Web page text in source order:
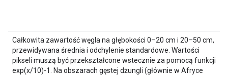
Całkowita zawartość węgla na głębokości 0–20 cm i 20–50 cm,
przewidywana średnia i odchylenie standardowe. Wartości
pikseli muszą być przekształcone wstecznie za pomocą funkcji
exp(x/10)-1. Na obszarach gęstej dżungli (głównie w Afryce